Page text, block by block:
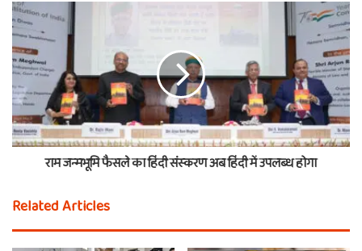
राम जन्मभूमि फैसले का हिंदी संस्करण अब हिंदी में उपलब्ध होगा
Related Articles